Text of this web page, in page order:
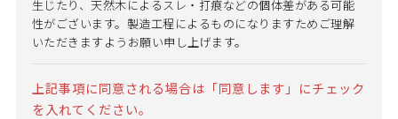
生じたり、天然木によるスレ・打痕などの個体差がある可能
性がございます。製造工程によるものになりますためご理解
いただきますようお願い申し上げます。
上記事項に同意される場合は「同意します」にチェック
を入れてください。